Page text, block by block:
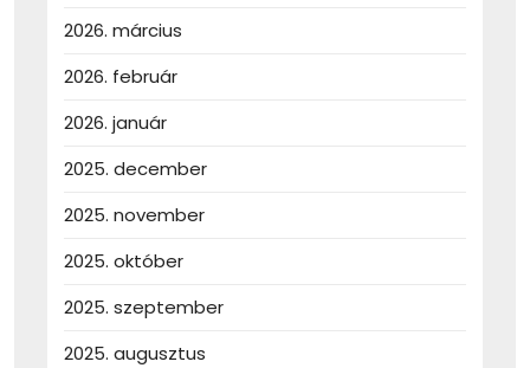
2026. március
2026. február
2026. január
2025. december
2025. november
2025. október
2025. szeptember
2025. augusztus